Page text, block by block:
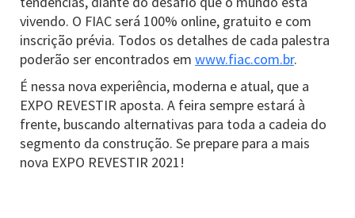
vivendo. O FIAC será 100% online, gratuito e com
inscrição prévia. Todos os detalhes de cada palestra
poderão ser encontrados em www.fiac.com.br.
É nessa nova experiência, moderna e atual, que a
EXPO REVESTIR aposta. A feira sempre estará à
frente, buscando alternativas para toda a cadeia do
segmento da construção. Se prepare para a mais
nova EXPO REVESTIR 2021!